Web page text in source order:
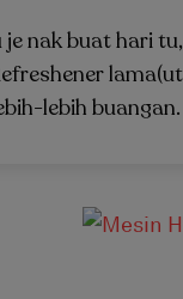
nak buat hari
lebih buangan.